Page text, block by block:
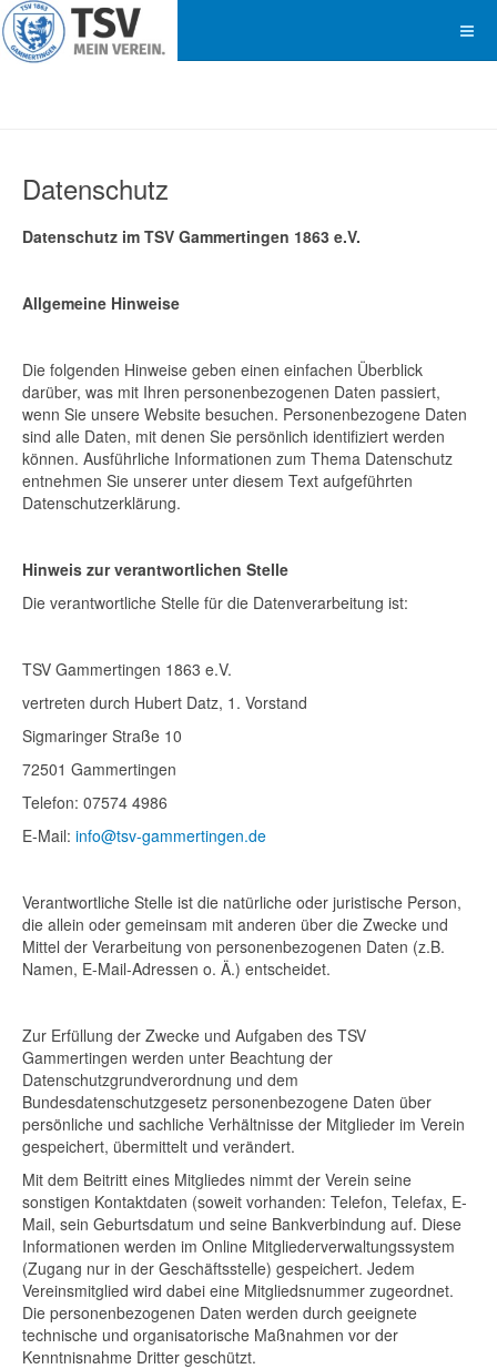
Datenschutz
Datenschutz im TSV Gammertingen 1863 e.V.
Allgemeine Hinweise
Die folgenden Hinweise geben einen einfachen Überblick
darüber, was mit Ihren personenbezogenen Daten passiert,
wenn Sie unsere Website besuchen. Personenbezogene Daten
sind alle Daten, mit denen Sie persönlich identifiziert werden
können. Ausführliche Informationen zum Thema Datenschutz
entnehmen Sie unserer unter diesem Text aufgeführten
Datenschutzerklärung.
Hinweis zur verantwortlichen Stelle
Die verantwortliche Stelle für die Datenverarbeitung ist:
TSV Gammertingen 1863 e.V.
vertreten durch Hubert Datz, 1. Vorstand
Sigmaringer Straße 10
72501 Gammertingen
Telefon: 07574 4986
E-Mail: info@tsv-gammertingen.de
Verantwortliche Stelle ist die natürliche oder juristische Person,
die allein oder gemeinsam mit anderen über die Zwecke und
Mittel der Verarbeitung von personenbezogenen Daten (z.B.
Namen, E-Mail-Adressen o. Ä.) entscheidet.
Zur Erfüllung der Zwecke und Aufgaben des TSV
Gammertingen werden unter Beachtung der
Datenschutzgrundverordnung und dem
Bundesdatenschutzgesetz personenbezogene Daten über
persönliche und sachliche Verhältnisse der Mitglieder im Verein
gespeichert, übermittelt und verändert.
Mit dem Beitritt eines Mitgliedes nimmt der Verein seine
sonstigen Kontaktdaten (soweit vorhanden: Telefon, Telefax, E-
Mail, sein Geburtsdatum und seine Bankverbindung auf. Diese
Informationen werden im Online Mitgliederverwaltungssystem
(Zugang nur in der Geschäftsstelle) gespeichert. Jedem
Vereinsmitglied wird dabei eine Mitgliedsnummer zugeordnet.
Die personenbezogenen Daten werden durch geeignete
technische und organisatorische Maßnahmen vor der
Kenntnisnahme Dritter geschützt.